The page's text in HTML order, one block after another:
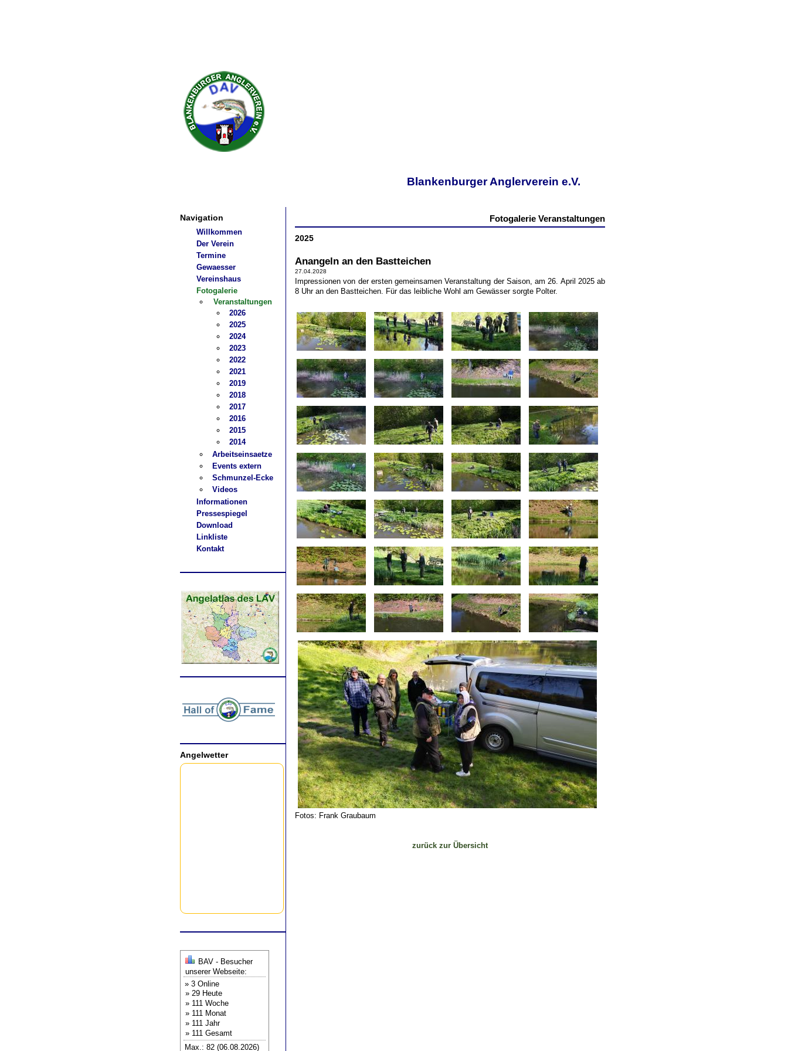
Blankenburger Anglerverein e.V.
Navigation
Willkommen
Der Verein
Termine
Gewaesser
Vereinshaus
Fotogalerie
Veranstaltungen
2026
2025
2024
2023
2022
2021
2019
2018
2017
2016
2015
2014
Arbeitseinsaetze
Events extern
Schmunzel-Ecke
Videos
Informationen
Pressespiegel
Download
Linkliste
Kontakt
Angelwetter
BAV - Besucher
unserer Webseite:
» 3 Online
» 29 Heute
» 111 Woche
» 111 Monat
» 111 Jahr
» 111 Gesamt
Max.: 82 (06.08.2026)
Fotogalerie Veranstaltungen
2025
Anangeln an den Bastteichen
27.04.2028
Impressionen von der ersten gemeinsamen Veranstaltung der Saison, am 26. April 2025 ab
8 Uhr an den Bastteichen. Für das leibliche Wohl am Gewässer sorgte Polter.
Fotos: Frank Graubaum
zurück zur Übersicht